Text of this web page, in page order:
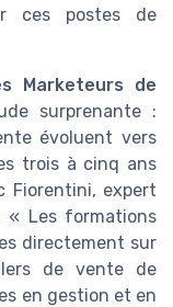
ces postes de
Marketeurs de
surprenante :
évoluent vers
trois à cinq ans
Fiorentini, expert
« Les formations
directement sur
de vente de
en gestion et en